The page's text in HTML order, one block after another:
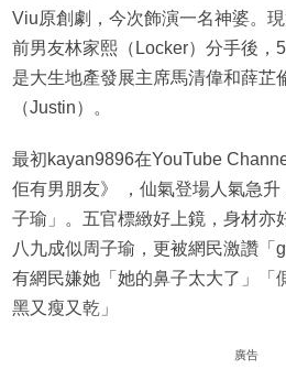
Viu原創劇，今次飾演一名神婆。
前男友林家熙（Locker）分手後，
是大生地產發展主席馬清偉和薛芷
（Justin）。
最初kayan9896在YouTube
佢有男朋友》 ，仙氣登場人氣急
子瑜」。五官標緻好上鏡，身材亦
八九成似周子瑜，更被網民激讚「
有網民嫌她「她的鼻子太大了」「
黑又瘦又乾」
廣告